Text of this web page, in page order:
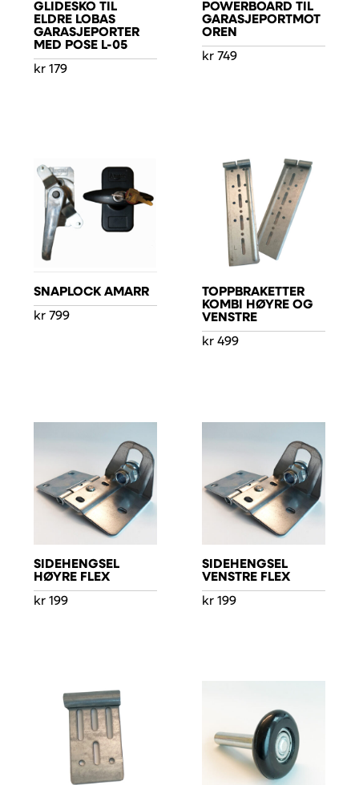
GLIDESKO TIL
ELDRE LOBAS
GARASJEPORTER
MED POSE L-05
kr 179
POWERBOARD TIL
GARASJEPORTMOT
OREN
kr 749
SNAPLOCK AMARR
kr 799
TOPPBRAKETTER
KOMBI HØYRE OG
VENSTRE
kr 499
SIDEHENGSEL
HØYRE FLEX
kr 199
SIDEHENGSEL
VENSTRE FLEX
kr 199